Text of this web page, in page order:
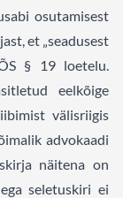
osutamisest
et „seadusest
§ 19 loetelu.
eelkõige
välisriigis
advokaadi
näitena on
seletuskiri ei